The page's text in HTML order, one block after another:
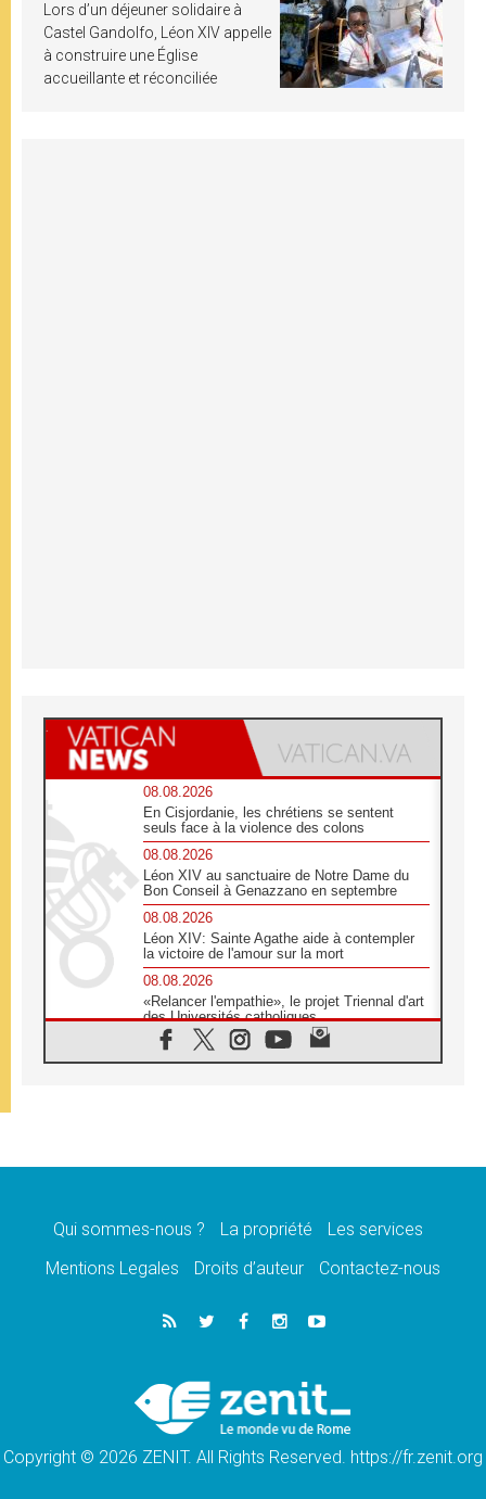
Lors d’un déjeuner solidaire à
Castel Gandolfo, Léon XIV appelle
à construire une Église
accueillante et réconciliée
08.08.2026
En Cisjordanie, les chrétiens se sentent
seuls face à la violence des colons
08.08.2026
Léon XIV au sanctuaire de Notre Dame du
Bon Conseil à Genazzano en septembre
08.08.2026
Léon XIV: Sainte Agathe aide à contempler
la victoire de l'amour sur la mort
08.08.2026
«Relancer l'empathie», le projet Triennal d'art
des Universités catholiques
08.08.2026
Signis 2026, donner la parole aux religieuses
07.08.2026
07.08.2026
de l'Assomption et mémoire nationale
«La paix commence par l'empathie» estime
le cardinal Parolin
En Colombie, «la paix ne s'achète pas avec
une signature»
Qui sommes-nous ? La propriété
Les services
Mentions Legales
Droits d’auteur Contactez-nous
Copyright © 2026 ZENIT. All Rights Reserved. https://fr.zenit.org